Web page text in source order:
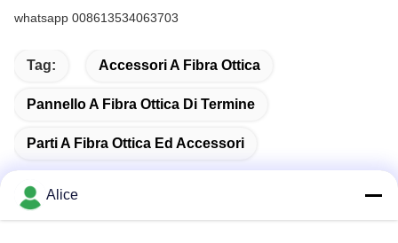
whatsapp 008613534063703
Tag: Accessori A Fibra Ottica
Pannello A Fibra Ottica Di Termine
Parti A Fibra Ottica Ed Accessori
Alice